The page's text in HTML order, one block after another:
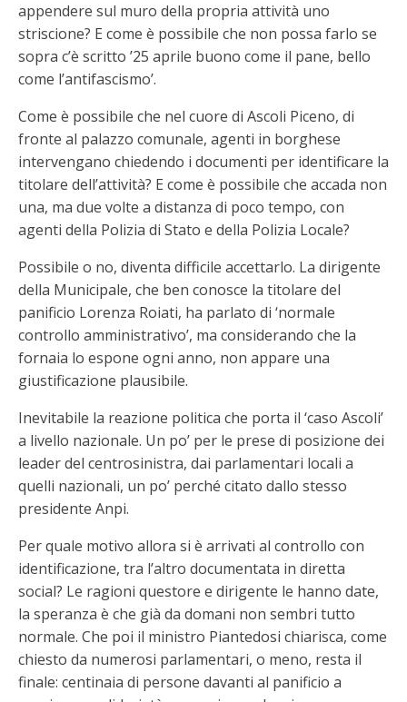
appendere sul muro della propria attività uno
striscione? E come è possibile che non possa farlo se
sopra c’è scritto ’25 aprile buono come il pane, bello
come l’antifascismo’.
Come è possibile che nel cuore di Ascoli Piceno, di
fronte al palazzo comunale, agenti in borghese
intervengano chiedendo i documenti per identificare la
titolare dell’attività? E come è possibile che accada non
una, ma due volte a distanza di poco tempo, con
agenti della Polizia di Stato e della Polizia Locale?
Possibile o no, diventa difficile accettarlo. La dirigente
della Municipale, che ben conosce la titolare del
panificio Lorenza Roiati, ha parlato di ‘normale
controllo amministrativo’, ma considerando che la
fornaia lo espone ogni anno, non appare una
giustificazione plausibile.
Inevitabile la reazione politica che porta il ‘caso Ascoli’
a livello nazionale. Un po’ per le prese di posizione dei
leader del centrosinistra, dai parlamentari locali a
quelli nazionali, un po’ perché citato dallo stesso
presidente Anpi.
Per quale motivo allora si è arrivati al controllo con
identificazione, tra l’altro documentata in diretta
social? Le ragioni questore e dirigente le hanno date,
la speranza è che già da domani non sembri tutto
normale. Che poi il ministro Piantedosi chiarisca, come
chiesto da numerosi parlamentari, o meno, resta il
finale: centinaia di persone davanti al panificio a